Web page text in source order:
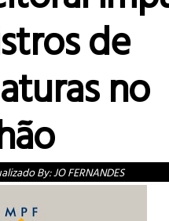
de
no
By:JO FERNANDES